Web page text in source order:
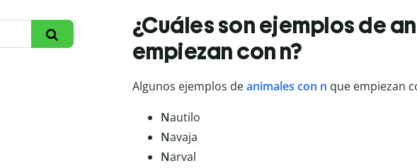
¿Cuáles son ejemplos de
empiezan con n?
Algunos ejemplos deanimales con n que empiezan
Nautilo
Navaja
Narval